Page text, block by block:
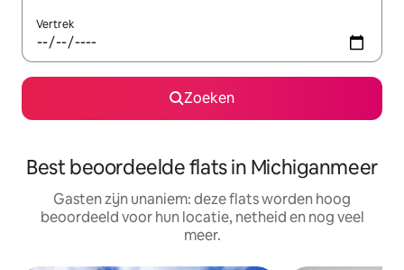
Vertrek
Zoeken
Best beoordeelde flats in Michiganmeer
Gasten zijn unaniem: deze flats worden hoog
beoordeeld voor hun locatie, netheid en nog veel
meer.